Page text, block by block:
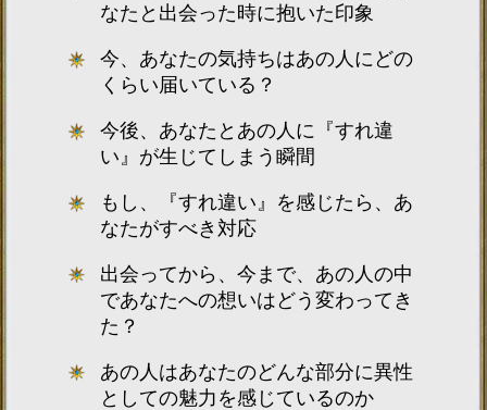
なたと出会った時に抱いた印象
今、あなたの気持ちはあの人にどの
くらい届いている？
今後、あなたとあの人に『すれ違
い』が生じてしまう瞬間
もし、『すれ違い』を感じたら、あ
なたがすべき対応
出会ってから、今まで、あの人の中
であなたへの想いはどう変わってき
た？
あの人はあなたのどんな部分に異性
としての魅力を感じているのか